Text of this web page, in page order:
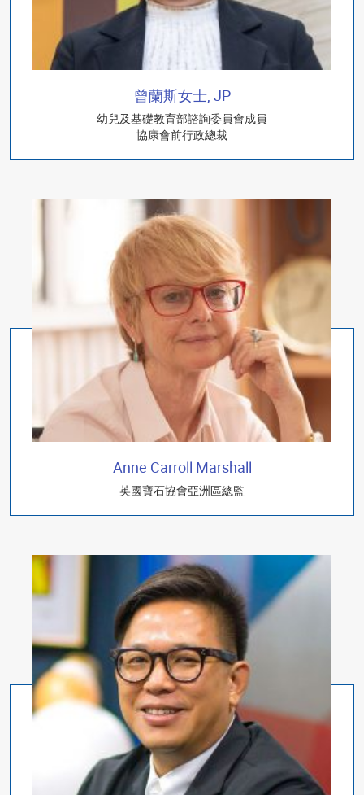
曾蘭斯女士, JP
幼兒及基礎教育部諮詢委員會成員
協康會前行政總裁
Anne Carroll Marshall
英國寶石協會亞洲區總監